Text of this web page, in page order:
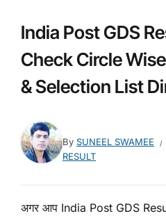
India Post GDS
Check Circle
& Selection List
By SUNEEL SWAMEE
RESULT
अगर आप India Post GDS